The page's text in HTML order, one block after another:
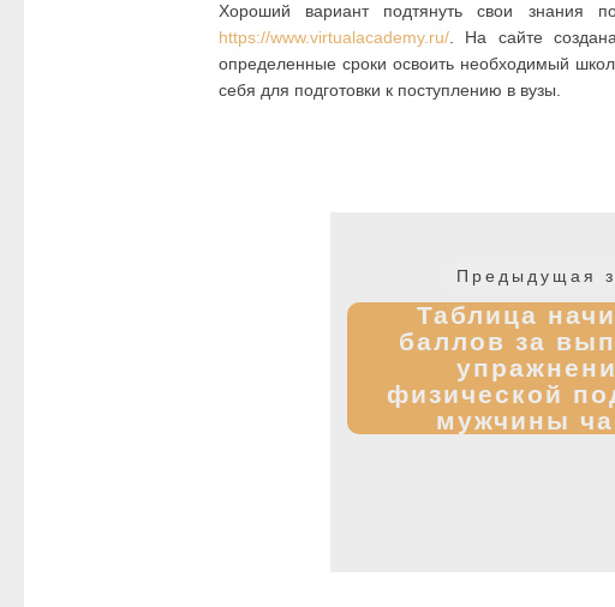
Хороший вариант подтянуть свои знания
https://www.virtualacademy.ru/ . На сайте
определенные сроки освоить необходимый
себя для подготовки к поступлению в вузы.
Предыдущая
Таблица
баллов за
физической
мужчины